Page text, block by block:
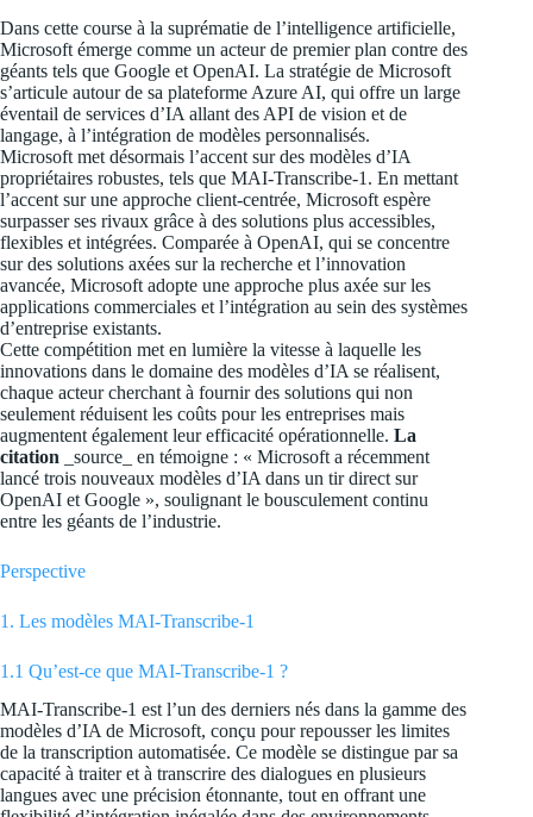
Dans cette course à la suprématie de l’intelligence artificielle,
Microsoft émerge comme un acteur de premier plan contre des
géants tels que Google et OpenAI. La stratégie de Microsoft
s’articule autour de sa plateforme Azure AI, qui offre un large
éventail de services d’IA allant des API de vision et de
langage, à l’intégration de modèles personnalisés.
Microsoft met désormais l’accent sur des modèles d’IA
propriétaires robustes, tels que MAI-Transcribe-1. En mettant
l’accent sur une approche client-centrée, Microsoft espère
surpasser ses rivaux grâce à des solutions plus accessibles,
flexibles et intégrées. Comparée à OpenAI, qui se concentre
sur des solutions axées sur la recherche et l’innovation
avancée, Microsoft adopte une approche plus axée sur les
applications commerciales et l’intégration au sein des systèmes
d’entreprise existants.
Cette compétition met en lumière la vitesse à laquelle les
innovations dans le domaine des modèles d’IA se réalisent,
chaque acteur cherchant à fournir des solutions qui non
seulement réduisent les coûts pour les entreprises mais
augmentent également leur efficacité opérationnelle. La
citation
_source_
en témoigne : « Microsoft a récemment
lancé trois nouveaux modèles d’IA dans un tir direct sur
OpenAI et Google », soulignant le bousculement continu
entre les géants de l’industrie.
Perspective
1. Les modèles MAI-Transcribe-1
1.1 Qu’est-ce que MAI-Transcribe-1 ?
MAI-Transcribe-1 est l’un des derniers nés dans la gamme des
modèles d’IA de Microsoft, conçu pour repousser les limites
de la transcription automatisée. Ce modèle se distingue par sa
capacité à traiter et à transcrire des dialogues en plusieurs
langues avec une précision étonnante, tout en offrant une